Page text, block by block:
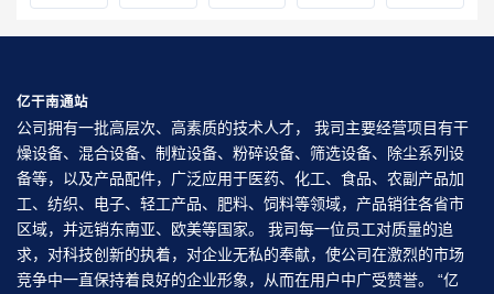
亿干南通站
公司拥有一批高层次、高素质的技术人才， 我司主要经营项目有干
燥设备、混合设备、制粒设备、粉碎设备、筛选设备、除尘系列设
备等，以及产品配件，广泛应用于医药、化工、食品、农副产品加
工、纺织、电子、轻工产品、肥料、饲料等领域，产品销往各省市
区域，并远销东南亚、欧美等国家。 我司每一位员工对质量的追
求，对科技创新的执着，对企业无私的奉献，使公司在激烈的市场
竞争中一直保持着良好的企业形象，从而在用户中广受赞誉。 “亿